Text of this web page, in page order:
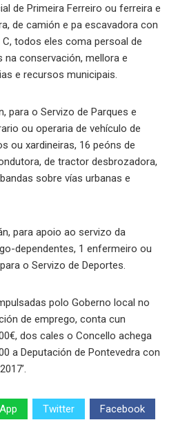
de Primeira Ferreiro ou ferreira e
de camión e pa escavadora con
todos eles coma persoal de
conservación, mellora e
e recursos municipais.
para o Servizo de Parques e
ou operaria de vehículo de
ou xardineiras, 16 peóns de
de tractor desbrozadora,
sobre vías urbanas e
para apoio ao servizo da
dependentes, 1 enfermeiro ou
o Servizo de Deportes.
polo Goberno local no
de emprego, conta cun
dos cales o Concello achega
a Deputación de Pontevedra con
Twitter Facebook